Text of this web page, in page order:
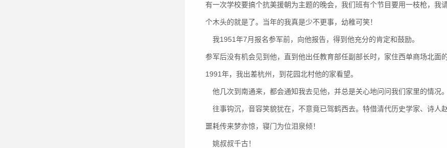
有一次学校要搞个抗美援朝为主题的晚会，我们班有个节目要用一枝枪，
个木头的就是了。当年的我真是少不更事，幼稚可笑！
我1951年7月报名参军前，向他报告，得到他充分的肯定和鼓励。
参军后没有机会见到他，直到他出任教育部任副部长时，家住西单商场北面
1991年，我出差杭州，到花园北村他的家看望。
他几次到南通来，都会通知我去见他，并总是关心地问问我们家里的情况。
往事钩沉，音容笑貌犹在，不意竟已驾鹤西去。特借清代历史学家、诗人
噩耗传来梦亦惊，寝门为位泪泉倾！
姚叔叔千古！